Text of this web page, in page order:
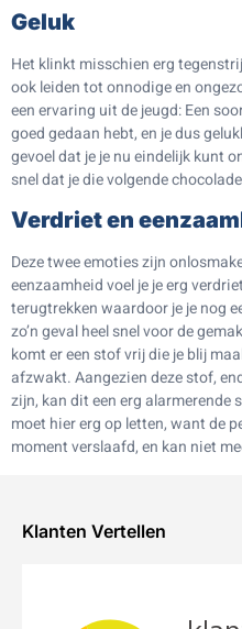
Geluk
Het klinkt misschien erg
ook leiden tot onnodige en
een ervaring uit de jeugd: Een
goed gedaan hebt, en je dus
gevoel dat je je nu eindelijk kunt
snel dat je die volgende
Verdriet en
Deze twee emoties zijn
eenzaamheid voel je je erg
terugtrekken waardoor je je nog
zo’n geval heel snel voor de
komt er een stof vrij die je blij
afzwakt. Aangezien deze stof,
zijn, kan dit een erg alarmerende
moet hier erg op letten, want de
moment verslaafd, en kan niet
Klanten Vertellen